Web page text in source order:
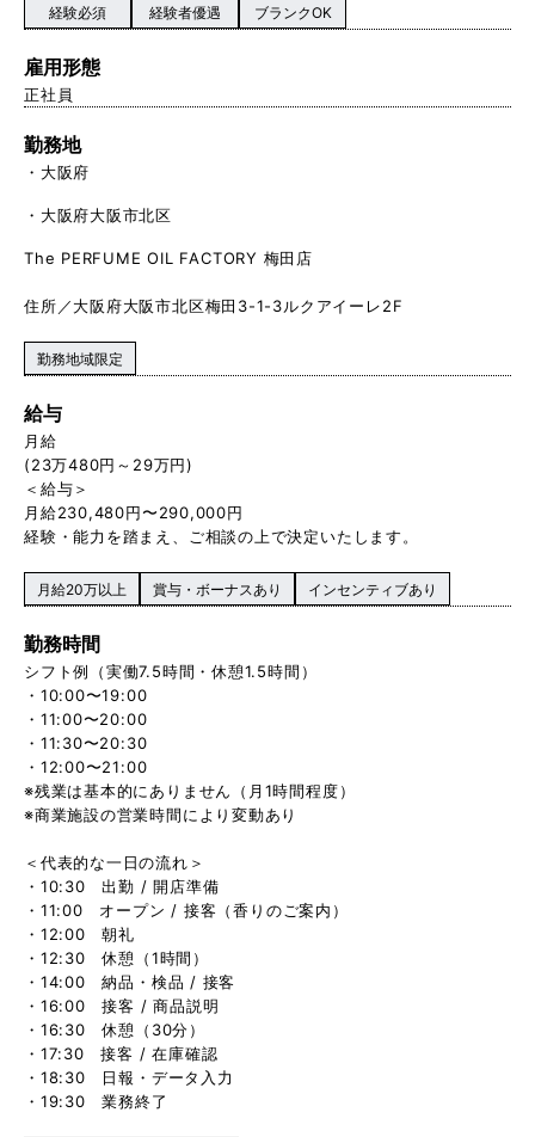
経験必須 経験者優遇 ブランクOK
雇用形態
正社員
勤務地
大阪府
大阪府大阪市北区
The PERFUME OIL FACTORY 梅田店
住所／大阪府大阪市北区梅田3-1-3ルクアイーレ2F
勤務地域限定
給与
月給
(23万480円～29万円)
＜給与＞
月給230,480円〜290,000円
経験・能力を踏まえ、ご相談の上で決定いたします。
月給20万以上 賞与・ボーナスあり インセンティブあり
勤務時間
シフト例（実働7.5時間・休憩1.5時間）
・10:00〜19:00
・11:00〜20:00
・11:30〜20:30
・12:00〜21:00
※残業は基本的にありません（月1時間程度）
※商業施設の営業時間により変動あり
＜代表的な一日の流れ＞
・10:30 出勤 / 開店準備
・11:00 オープン / 接客（香りのご案内）
・12:00 朝礼
・12:30 休憩（1時間）
・14:00 納品・検品 / 接客
・16:00 接客 / 商品説明
・16:30 休憩（30分）
・17:30 接客 / 在庫確認
・18:30 日報・データ入力
・19:30 業務終了